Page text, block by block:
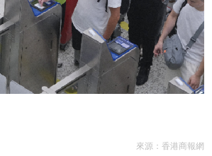
來源： 香港商報網